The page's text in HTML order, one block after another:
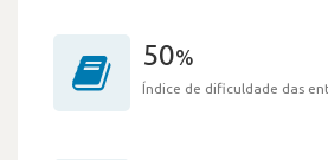
50%
Índice de dificuldade das